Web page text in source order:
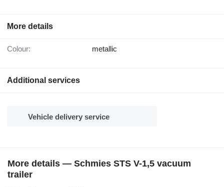
More details
Colour: metallic
Additional services
Vehicle delivery service
More details — Schmies STS V-1,5 vacuum
trailer